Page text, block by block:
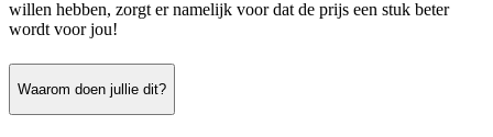
willen hebben, zorgt er namelijk voor dat de prijs een stuk beter
wordt voor jou!
Waarom doen jullie dit?